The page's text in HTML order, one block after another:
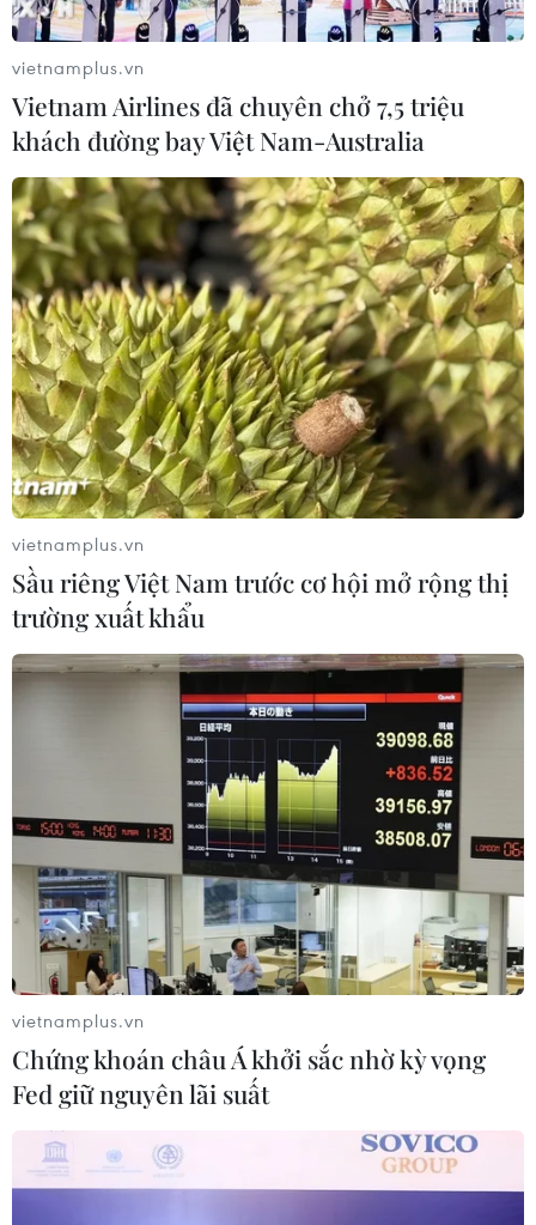
UAE chính thức mở lại Đại sứ quán tại
Syria sau 7 năm gián đoạn
27/12/2018 14:42
Đại sứ quán Các Tiểu vương quốc Arab thống nhất
(UAE) đã chính thức mở cửa trở lại tại Syria sau 7 năm,
trở thành quốc gia đầu tiên trong GCC nối lại hoạt động
ngoại giao tại Syria.
vietnamplus.vn
Vietnam Airlines đã chuyên chở 7,5 triệu
khách đường bay Việt Nam-Australia
vietnamplus.vn
Sầu riêng Việt Nam trước cơ hội mở rộng thị
trường xuất khẩu
vietnamplus.vn
Chứng khoán châu Á khởi sắc nhờ kỳ vọng
Fed giữ nguyên lãi suất